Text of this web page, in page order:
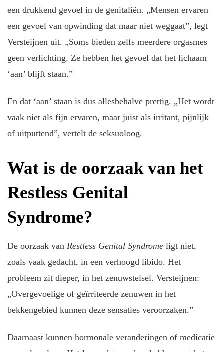
een drukkend gevoel in de genitaliën. „Mensen ervaren
een gevoel van opwinding dat maar niet weggaat”, legt
Versteijnen uit. „Soms bieden zelfs meerdere orgasmes
geen verlichting. Ze hebben het gevoel dat het lichaam
‘aan’ blijft staan.”
En dat ‘aan’ staan is dus allesbehalve prettig. „Het wordt
vaak niet als fijn ervaren, maar juist als irritant, pijnlijk
of uitputtend”, vertelt de seksuoloog.
Wat is de oorzaak van het
Restless Genital
Syndrome?
De oorzaak van Restless Genital Syndromeligt niet,
zoals vaak gedacht, in een verhoogd libido. Het
probleem zit dieper, in het zenuwstelsel. Versteijnen:
„Overgevoelige of geïrriteerde zenuwen in het
bekkengebied kunnen deze sensaties veroorzaken.”
Daarnaast kunnen hormonale veranderingen of medicatie